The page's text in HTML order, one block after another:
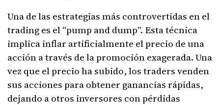
Una de las estrategias más controvertidas en el
trading es el “pump and dump”. Esta técnica
implica inflar artificialmente el precio de una
acción a través de la promoción exagerada. Una
vez que el precio ha subido, los traders venden
sus acciones para obtener ganancias rápidas,
dejando a otros inversores con pérdidas